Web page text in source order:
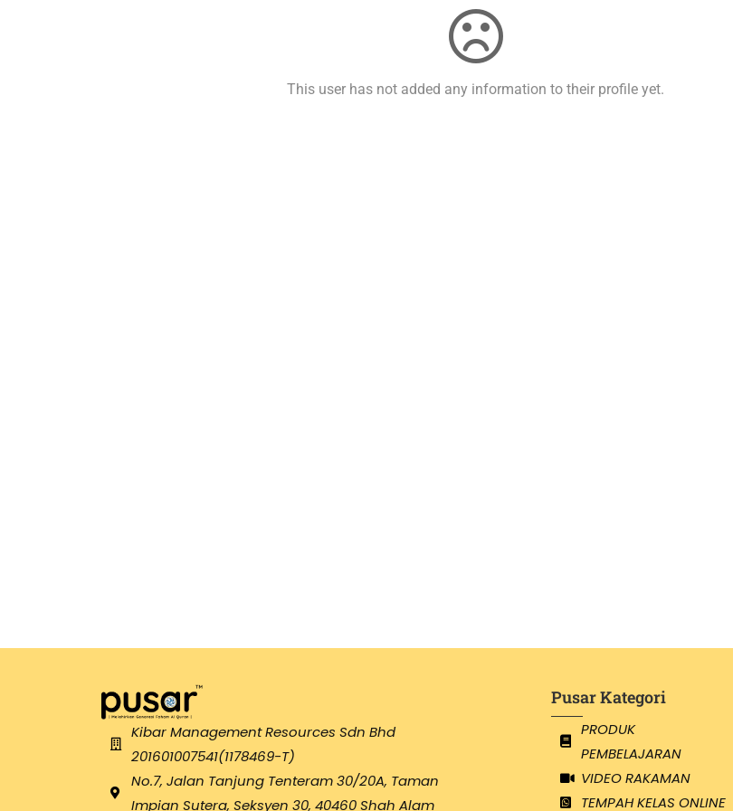
This user has not added any information to their profile yet.
Kibar Management Resources Sdn Bhd
201601007541(1178469-T)
No.7, Jalan Tanjung Tenteram 30/20A, Taman
Impian Sutera, Seksyen 30, 40460 Shah Alam
Pusar Kategori
PRODUK
PEMBELAJARAN
VIDEO RAKAMAN
TEMPAH KELAS ONLINE